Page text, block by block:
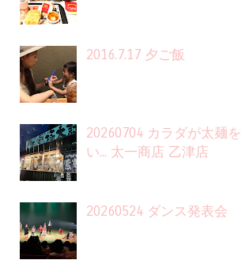
2016.7.17 夕ご飯
20260704 カラダが太麺
い... 太一商店 乙津店
20260524 ダンス発表会